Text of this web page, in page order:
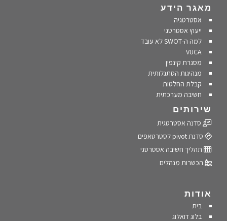
מאגר הידע
אסטרטגיה
ייעוץ אסטרטגי
למה ה-SWOT לא עובד
VUCA
מסגרת קינפין
מנהיגות הסתגלותית
קבלת החלטות
חשיבה מערכתית
שירותים
סדנה אסטרטגית
סדנת pivot לסטרטאפים
תהליך חשיבה אסטרטגי
הכשרות מנהלים
אודות
בית
בלוג דואלוג